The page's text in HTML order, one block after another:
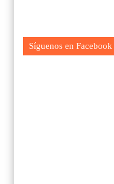
Síguenos en Facebook